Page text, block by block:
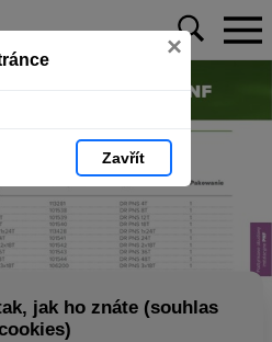
×
Zavřít
jak ho znáte (souhlas